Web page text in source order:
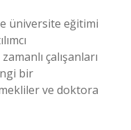
üniversite eğitimi
çalışanları
bir
ve doktora